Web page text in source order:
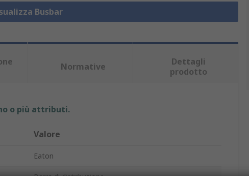
Busbar
Normative
Dettagli
prodotto
o più attributi.
Valore
Eaton
Barra di distribuzione